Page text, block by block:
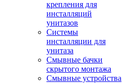
крепления для
инсталляций
унитазов
Системы
инсталляции для
унитаза
Смывные бачки
скрытого монтажа
Смывные устройства